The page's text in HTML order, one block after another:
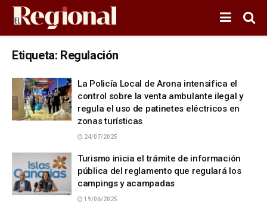
Etiqueta: Regulación
La Policía Local de Arona intensifica el
control sobre la venta ambulante ilegal y
regula el uso de patinetes eléctricos en
zonas turísticas
24/07/2025
Turismo inicia el trámite de información
pública del reglamento que regulará los
campings y acampadas
19/06/2025